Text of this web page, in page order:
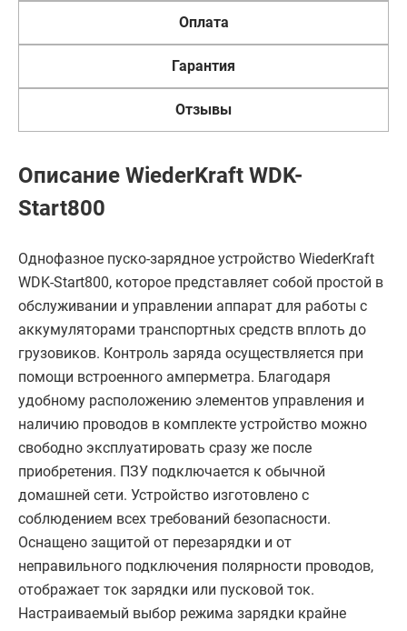
Оплата
Гарантия
Отзывы
Описание WiederKraft WDK-
Start800
Однофазное пуско-зарядное устройство WiederKraft
WDK-Start800, которое представляет собой простой в
обслуживании и управлении аппарат для работы с
аккумуляторами транспортных средств вплоть до
грузовиков. Контроль заряда осуществляется при
помощи встроенного амперметра. Благодаря
удобному расположению элементов управления и
наличию проводов в комплекте устройство можно
свободно эксплуатировать сразу же после
приобретения. ПЗУ подключается к обычной
домашней сети. Устройство изготовлено с
соблюдением всех требований безопасности.
Оснащено защитой от перезарядки и от
неправильного подключения полярности проводов,
отображает ток зарядки или пусковой ток.
Настраиваемый выбор режима зарядки крайне